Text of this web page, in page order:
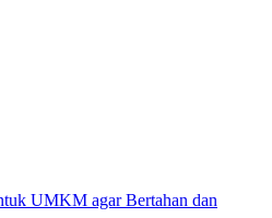
UMKM agar Bertahan dan